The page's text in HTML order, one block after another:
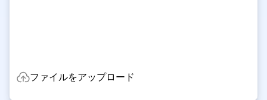
ファイルをアップロード